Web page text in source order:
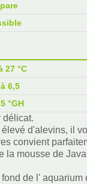
27 °C
6,5
°GH
délicat.
d'alevins, il
convient
la mousse de
de l'